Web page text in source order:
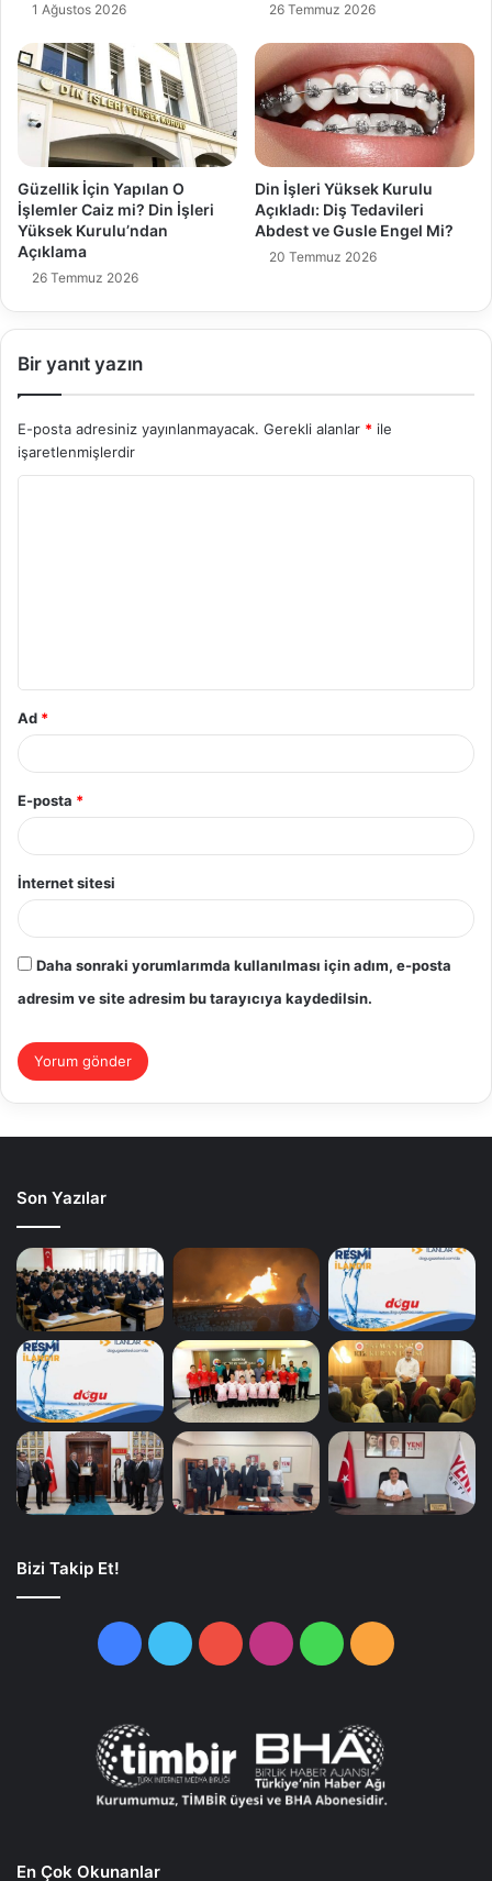
1 Ağustos 2026 26 Temmuz 2026
Güzellik İçin Yapılan O
İşlemler Caiz mi? Din İşleri
Yüksek Kurulu’ndan
Açıklama
26 Temmuz 2026
Din İşleri Yüksek Kurulu
Açıkladı: Diş Tedavileri
Abdest ve Gusle Engel Mi?
20 Temmuz 2026
Bir yanıt yazın
E-posta adresiniz yayınlanmayacak. Gerekli alanlar * ile
işaretlenmişlerdir
Ad *
E-posta *
İnternet sitesi
Daha sonraki yorumlarımda kullanılması için adım, e-posta
adresim ve site adresim bu tarayıcıya kaydedilsin.
Son Yazılar
Bizi Takip Et!
FacebookTwitterYouTubeInstagramWhatsApp
RSS
En Çok Okunanlar